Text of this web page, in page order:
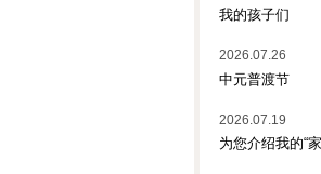
我的孩子们
2026.07.26
中元普渡节
2026.07.19
为您介绍我的“